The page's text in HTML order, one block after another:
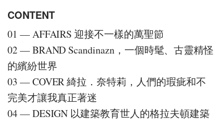
CONTENT
01 — AFFAIRS 迎接不一樣的萬聖節
02 — BRAND Scandinazn，一個時髦、古靈精怪
的繽紛世界
03 — COVER 綺拉．奈特莉，人們的瑕疵和不
完美才讓我真正著迷
04 — DESIGN 以建築教育世人的格拉夫頓建築